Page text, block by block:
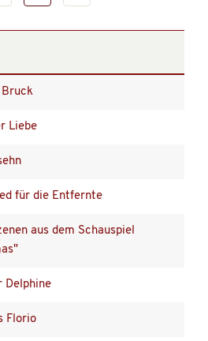
Bruck
Liebe
für die Entfernte
aus dem Schauspiel
Delphine
Florio